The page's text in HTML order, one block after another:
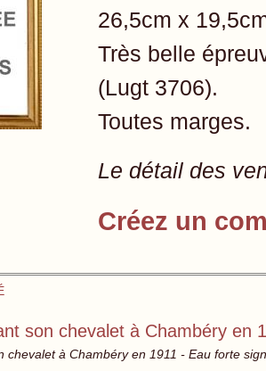
26,5cm x
Très belle
(Lugt 3706).
Toutes marges.
Le détail des
Créez un
son chevalet à Chambéry en
chevalet à Chambéry en 1911 - Eau forte